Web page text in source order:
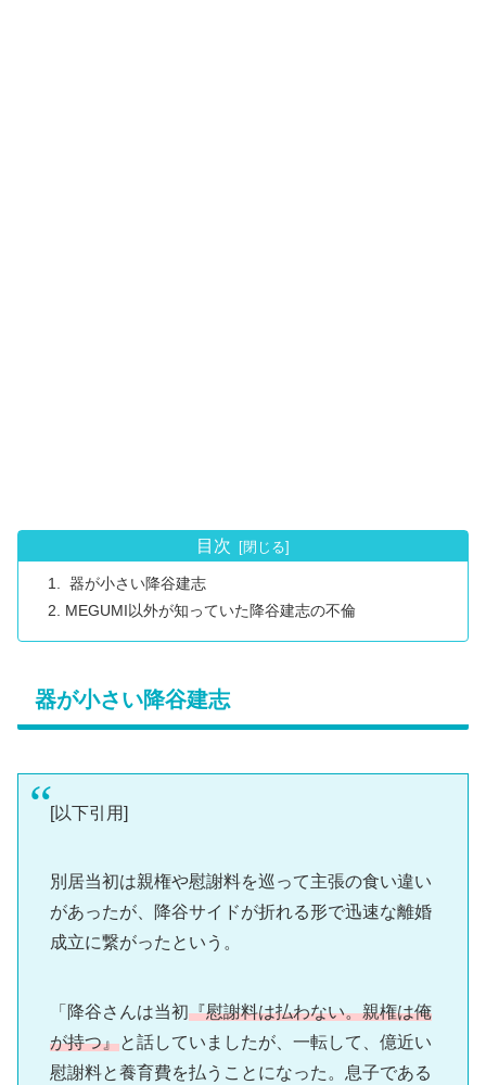
目次
器が小さい降谷建志
MEGUMI以外が知っていた降谷建志の不倫
器が小さい降谷建志
[以下引用]
別居当初は親権や慰謝料を巡って主張の食い違い
があったが、降谷サイドが折れる形で迅速な離婚
成立に繋がったという。
「降谷さんは当初『慰謝料は払わない。親権は俺
が持つ』と話していましたが、一転して、億近い
慰謝料と養育費を払うことになった。息子である